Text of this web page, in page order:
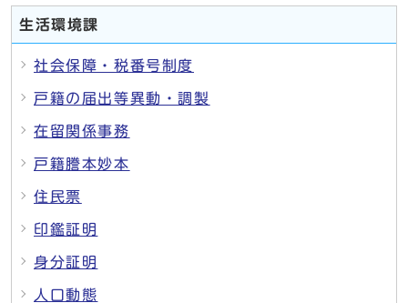
生活環境課
社会保障・税番号制度
戸籍の届出等異動・調製
在留関係事務
戸籍謄本妙本
住民票
印鑑証明
身分証明
人口動態